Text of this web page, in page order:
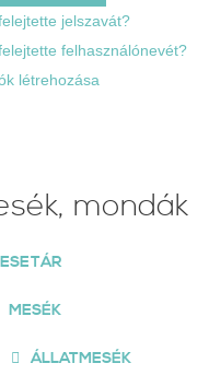
jelszavát?
felhasználónevét?
létrehozása
mondák
MESÉK
ÁLLATMESÉK